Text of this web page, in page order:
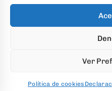
Ver
Política de cookies